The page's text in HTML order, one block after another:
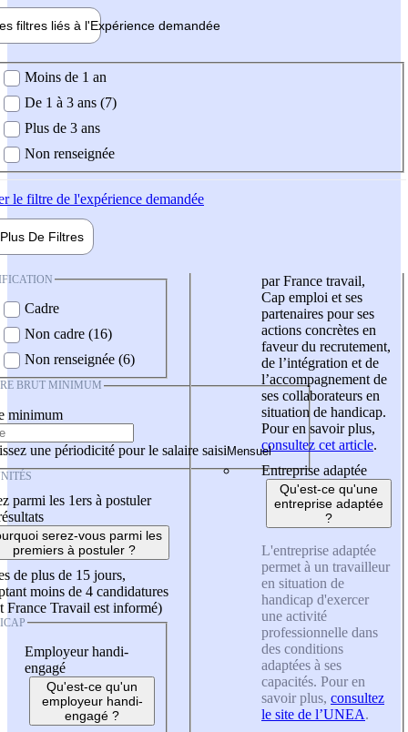
filtres liés à l'Expérience demandée
demandée
Moins de 1 an
De 1 à 3 ans (7)
Plus de 3 ans
Non renseignée
le filtre de l'expérience demandée
Plus De Filtres
Cadre
Non cadre (16)
Non renseignée (6)
BRUT MINIMUM
minimum
une périodicité pour le salaire saisi
parmi les 1ers à postuler
serez-vous parmi les
premiers à postuler ?
de plus de 15 jours,
moins de 4 candidatures
France Travail est informé)
Employeur handi-
engagé
Qu'est-ce qu'un
employeur handi-
engagé ?
par France travail,
Cap emploi et ses
partenaires pour ses
actions concrètes en
faveur du recrutement,
de l’intégration et de
l’accompagnement de
ses collaborateurs en
situation de handicap.
Pour en savoir plus,
consultez cet article.
Entreprise adaptée
Qu'est-ce qu'une
entreprise adaptée
?
L'entreprise adaptée
permet à un travailleur
en situation de
handicap d'exercer
une activité
professionnelle dans
des conditions
adaptées à ses
capacités. Pour en
savoir plus, consultez
le site de l’UNEA.